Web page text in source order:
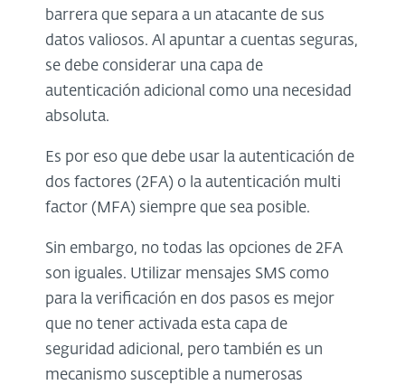
barrera que separa a un atacante de sus
datos valiosos. Al apuntar a cuentas seguras,
se debe considerar una capa de
autenticación adicional como una necesidad
absoluta.
Es por eso que debe usar la autenticación de
dos factores (2FA) o la autenticación multi
factor (MFA) siempre que sea posible.
Sin embargo, no todas las opciones de 2FA
son iguales. Utilizar mensajes SMS como
para la verificación en dos pasos es mejor
que no tener activada esta capa de
seguridad adicional, pero también es un
mecanismo susceptible a numerosas